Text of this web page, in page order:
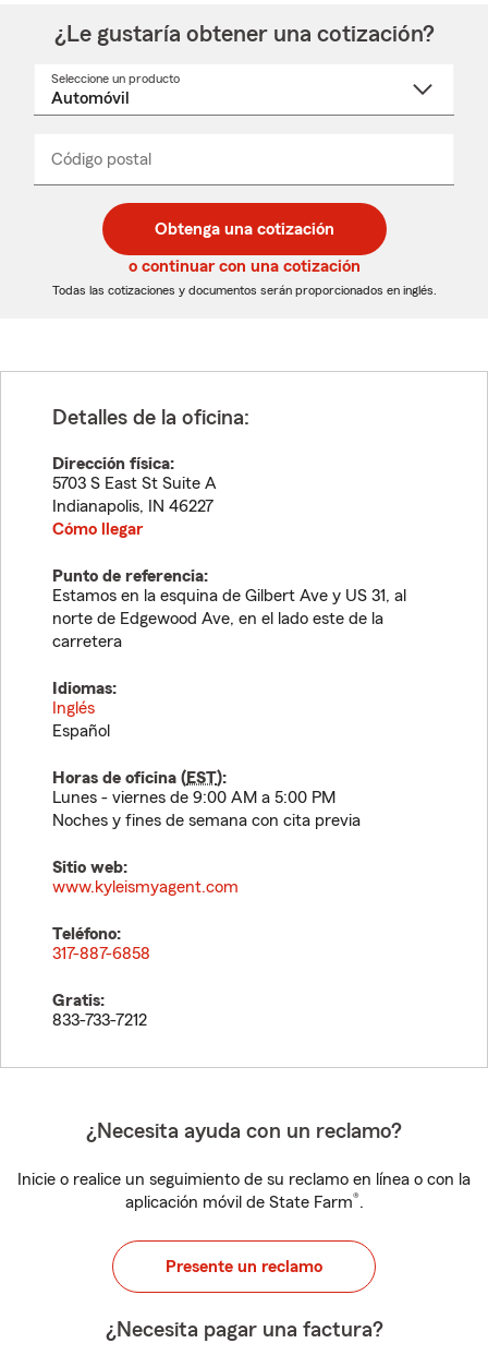
¿Le gustaría obtener una cotización?
Seleccione un producto
desplegable
Código postal
de
5
dígitos
de
5
dígitos
_____
Obtenga una cotización
o continuar con una cotización
Todas las cotizaciones y documentos serán proporcionados en inglés.
Detalles de la oficina:
Dirección física:
5703 S East St Suite A
Indianapolis, IN 46227
Cómo llegar
Punto de referencia:
Estamos en la esquina de Gilbert Ave y US 31, al
norte de Edgewood Ave, en el lado este de la
carretera
Idiomas:
Inglés
Español
Horas de oficina (EST):
Lunes - viernes de 9:00 AM a 5:00 PM
Noches y fines de semana con cita previa
Sitio web:
www.kyleismyagent.com
Teléfono:
317-887-6858
Gratis:
833-733-7212
¿Necesita ayuda con un reclamo?
Inicie o realice un seguimiento de su reclamo en línea o con la
aplicación móvil de State Farm®.
Presente un reclamo
¿Necesita pagar una factura?